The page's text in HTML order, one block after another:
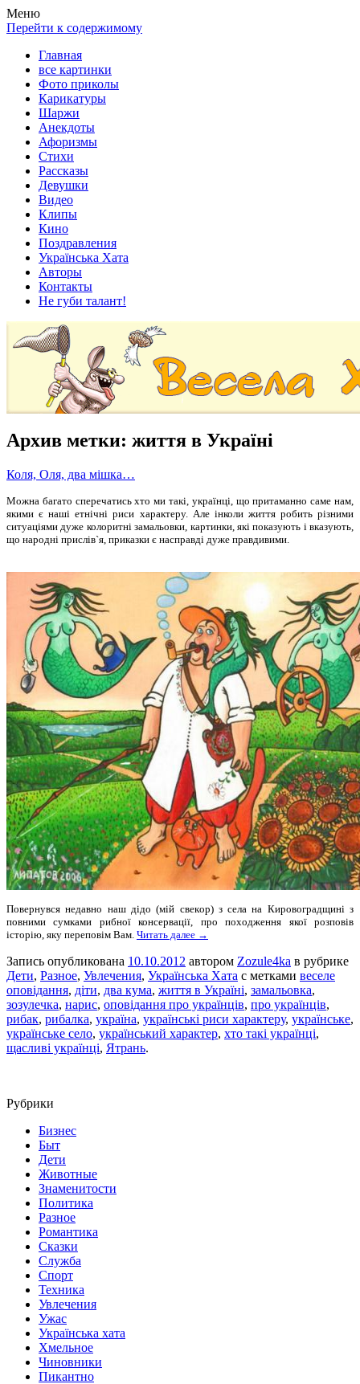
Весела хата — прикольные картинки, смешные истории,
клипы!
Покажем всем ваши фото приколы, карикатуры, шаржи, стихи,
рассказы, видео и песни!
Меню
Перейти к содержимому
Главная
все картинки
Фото приколы
Карикатуры
Шаржи
Анекдоты
Афоризмы
Стихи
Рассказы
Девушки
Видео
Клипы
Кино
Поздравления
Українська Хата
Авторы
Контакты
Не губи талант!
Архив метки: життя в Україні
Коля, Оля, два мішка…
Можна багато сперечатись хто ми такі, українці, що притаманно саме нам,
якими є наші етнічні риси характеру. Але інколи життя робить різними
ситуаціями дуже колоритні замальовки, картинки, які показують і вказують,
що народні прислів`я, приказки є насправді дуже правдивими.
Повернувся недавно наш дідо (мій свекoр) з села на Кировоградщині з
повними сумками рибної консервації, про походження якої розповів
історію, яку переповім Вам. Читать далее →
Запись опубликована 10.10.2012 автором Zozule4ka в рубрике
Дети, Разное, Увлечения, Українська Хата с метками веселе
оповідання, діти, два кума, життя в Україні, замальовка,
зозулечка, нарис, оповідання про українців, про українців,
рибак, рибалка, україна, українські риси характеру, українське,
українське село, український характер, хто такі українці,
щасливі українці, Ятрань.
Рубрики
Бизнес
Быт
Дети
Животные
Знаменитости
Политика
Разное
Романтика
Сказки
Служба
Спорт
Техника
Увлечения
Ужас
Українська хата
Хмельное
Чиновники
Пикантно